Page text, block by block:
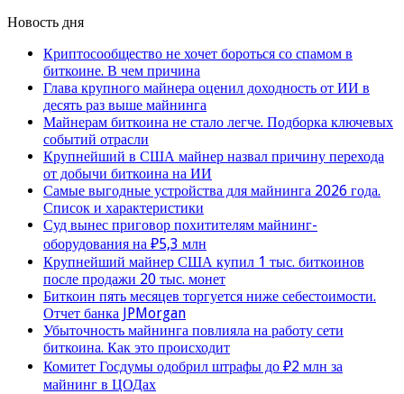
Новость дня
Криптосообщество не хочет бороться со спамом в
биткоине. В чем причина
Глава крупного майнера оценил доходность от ИИ в
десять раз выше майнинга
Майнерам биткоина не стало легче. Подборка ключевых
событий отрасли
Крупнейший в США майнер назвал причину перехода
от добычи биткоина на ИИ
Самые выгодные устройства для майнинга 2026 года.
Список и характеристики
Суд вынес приговор похитителям майнинг-
оборудования на ₽5,3 млн
Крупнейший майнер США купил 1 тыс. биткоинов
после продажи 20 тыс. монет
Биткоин пять месяцев торгуется ниже себестоимости.
Отчет банка JPMorgan
Убыточность майнинга повлияла на работу сети
биткоина. Как это происходит
Комитет Госдумы одобрил штрафы до ₽2 млн за
майнинг в ЦОДах